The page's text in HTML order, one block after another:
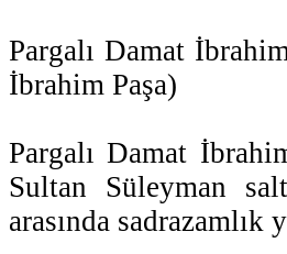
Pargalı Damat
İbrahim Paşa)
Pargalı Damat
Sultan Süleyman
arasında sadrazamlık